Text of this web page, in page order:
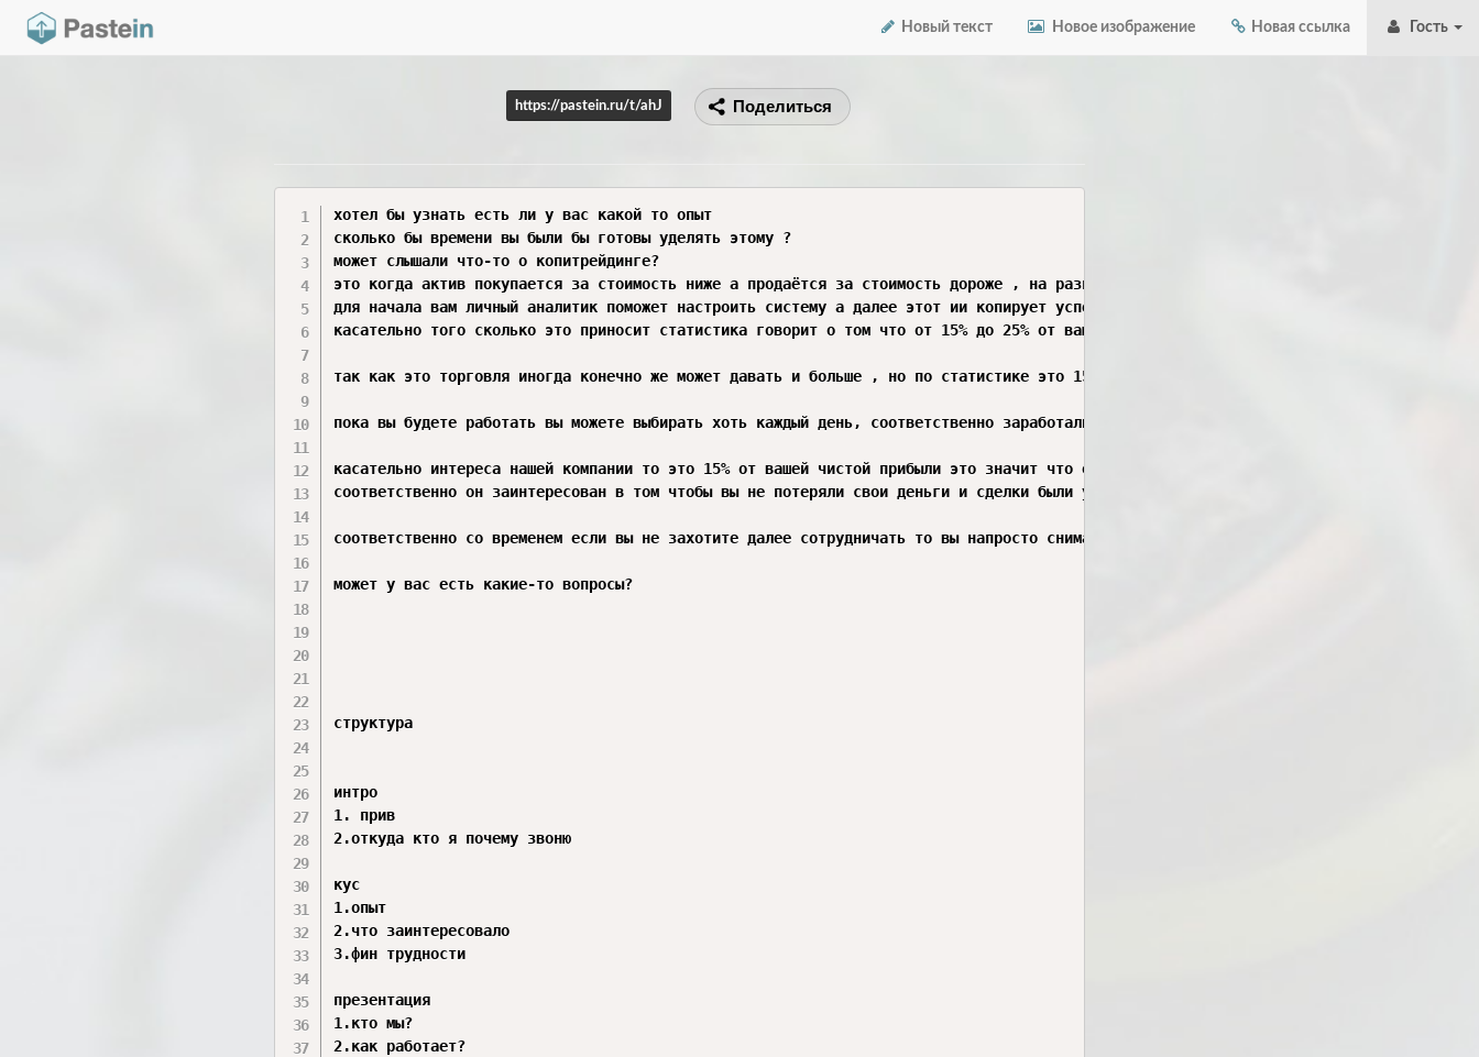
Новый текст Новое изображение Новая ссылка Гость
https://pastein.ru/t/ahJ Поделиться
хотел бы узнать есть ли у вас какой то опыт
сколько бы времени вы были бы готовы уделять этому ?
может слышали что-то о копитрейдинге?
это когда актив покупается за стоимость ниже а продаётся за стоимость дороже , на разнице в цене вы имеете прибыль
для начала вам личный аналитик поможет настроить систему а далее этот ии копирует успешные сделки личного аналитика
касательно того сколько это приносит статистика говорит о том что от 15% до 25% от вашей вложенной части
так как это торговля иногда конечно же может давать и больше , но по статистике это 15% - 25% от вклада , этот вклад является
пока вы будете работать вы можете выбирать хоть каждый день, соответственно заработали вывели себе сразу же на банк а на остаток
касательно интереса нашей компании то это 15% от вашей чистой прибыли это значит что от вклада мы ничего не имеем вы можете
соответственно он заинтересован в том чтобы вы не потеряли свои деньги и сделки были успешными
соответственно со временем если вы не захотите далее сотрудничать то вы напросто снимаете свои деньги и пишите аналитику о
может у вас есть какие-то вопросы?
структура
интро
1. прив
2.откуда кто я почему звоню
кус
1.опыт
2.что заинтересовало
3.фин трудности
презентация
1.кто мы?
2.как работает?